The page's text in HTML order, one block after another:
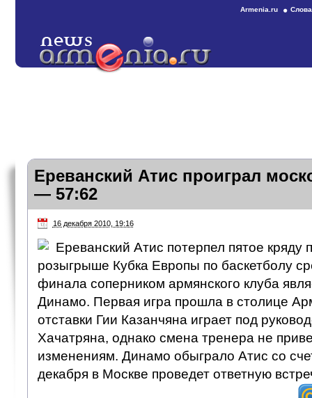
Armenia.ru
Ереванский Атис проиграл
— 57:62
16 декабря 2010, 19:16
Ереванский Атис потерпел пятое кряду
розыгрыше Кубка Европы по баскетболу
финала соперником армянского клуба
Динамо. Первая игра прошла в столице
отставки Гии Казанчяна играет под
Хачатряна, однако смена тренера не
изменениям. Динамо обыграло Атис со
декабря в Москве проведет ответную